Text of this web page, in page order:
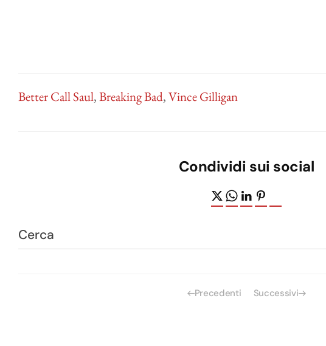
Better Call Saul,Breaking Bad,Vince Gilligan
Condividi sui social
Precedenti Successivi